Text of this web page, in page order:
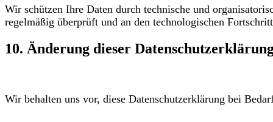
Wir schützen Ihre Daten durch technische und
regelmäßig überprüft und an den technologischen
10. Änderung dieser
Wir behalten uns vor, diese Datenschutzerklärung bei